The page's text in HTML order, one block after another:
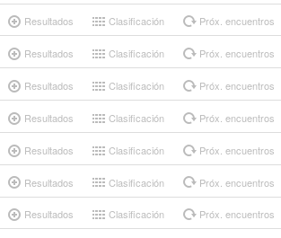
Próx. encuentros
Clasificación
Resultados
Próx. encuentros
Clasificación
Resultados
Próx. encuentros
Clasificación
Resultados
Próx. encuentros
Clasificación
Resultados
Próx. encuentros
Clasificación
Resultados
Próx. encuentros
Clasificación
Resultados
Próx. encuentros
Clasificación
Resultados